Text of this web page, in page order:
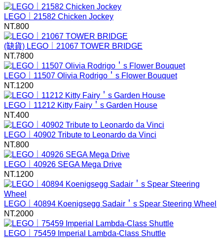
LEGO｜21582 Chicken Jockey
NT.800
(缺貨) LEGO｜21067 TOWER BRIDGE
NT.7800
LEGO｜11507 Olivia Rodrigo＇s Flower Bouquet
NT.1200
LEGO｜11212 Kitty Fairy＇s Garden House
NT.400
LEGO｜40902 Tribute to Leonardo da Vinci
NT.800
LEGO｜40926 SEGA Mega Drive
NT.1200
LEGO｜40894 Koenigsegg Sadair＇s Spear Steering Wheel
NT.2000
LEGO｜75459 Imperial Lambda-Class Shuttle